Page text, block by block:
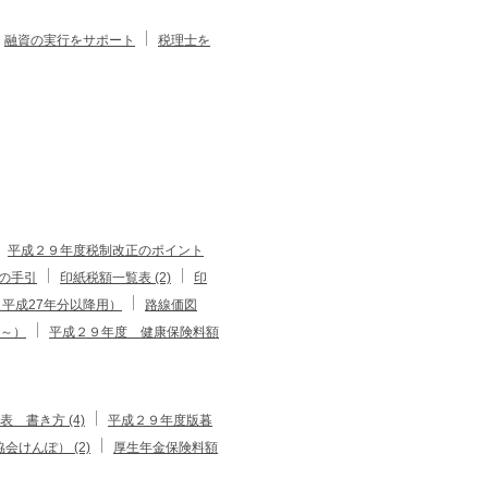
融資の実行をサポート
税理士を
平成２９年度税制改正のポイント
手引 印紙税額一覧表 (2)
印
成27年分以降用）
路線価図
）
平成２９年度 健康保険料額
表 書き方 (4)
平成２９年度版暮
会けんぽ） (2)
厚生年金保険料額